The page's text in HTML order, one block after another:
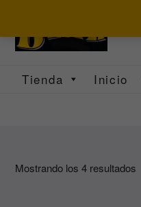
contenido
Tienda Inicio
Mostrando los 4 resultados